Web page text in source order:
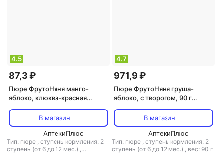
4.5
87,3 ₽
Пюре ФрутоНяня манго-
яблоко, клюква-красная
смородина-шиповник, с
творогом, гипоаллерген., 100
г (детское пюре)
В магазин
АптекиПлюс
Тип: пюре , ступень кормления: 2
ступень (от 6 до 12 мес.) ,
4.7
971,9 ₽
Пюре ФрутоНяня груша-
яблоко, с творогом, 90 г
В магазин
АптекиПлюс
Тип: пюре , ступень кормления: 2
ступень (от 6 до 12 мес.) , вес: 90 г